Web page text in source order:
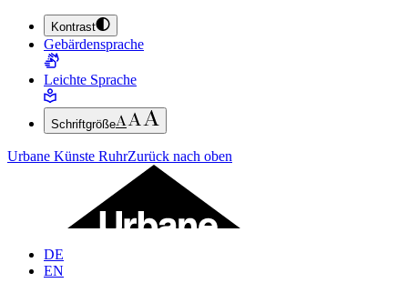
ZUM HAUPTINHALT SPRINGEN (ENTER DRÜCKEN)
ZUM FUSSBEREICH SPRINGEN (ENTER DRÜCKEN)
Kontrast
Gebärdensprache
Leichte Sprache
Schriftgröße
Urbane Künste RuhrZurück nach oben
DE
EN